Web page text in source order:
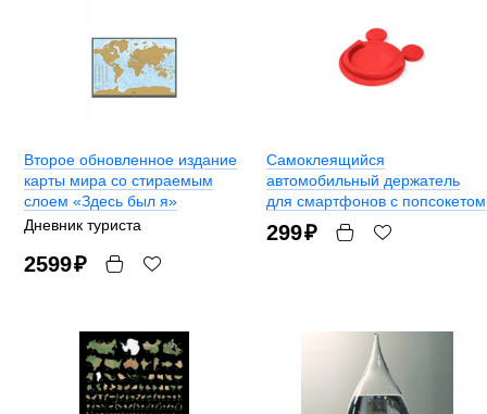
Второе обновленное издание
карты мира со стираемым
слоем «Здесь был я»
Дневник туриста
2599₽
Самоклеящийся
автомобильный держатель
для смартфонов с попсокетом
299₽